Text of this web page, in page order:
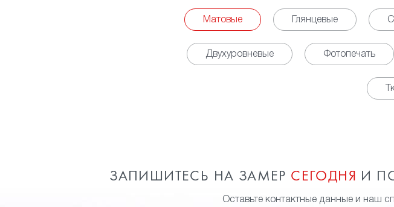
Матовые Глянцевые
Двухуровневые Фотопечать
ЗАПИШИТЕСЬ НА ЗАМЕР СЕГОДНЯ И
Оставьте контактные данные и наш